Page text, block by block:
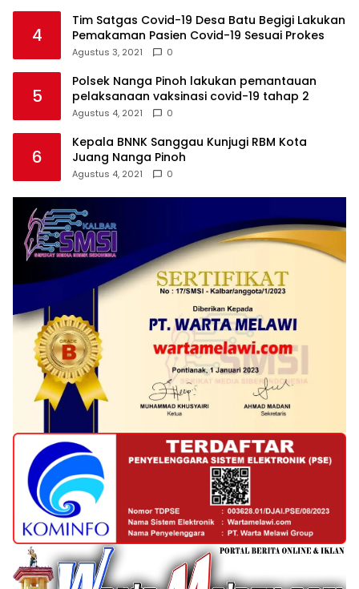
4
Tim Satgas Covid-19 Desa Batu Begigi Lakukan
Pemakaman Pasien Covid-19 Sesuai Prokes
Agustus 3, 2021 0
5
Polsek Nanga Pinoh lakukan pemantauan
pelaksanaan vaksinasi covid-19 tahap 2
Agustus 4, 2021 0
6
Kepala BNNK Sanggau Kunjugi RBM Kota
Juang Nanga Pinoh
Agustus 4, 2021 0